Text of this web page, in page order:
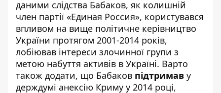
даними слідства Бабаков, як колишній
член партії «Единая Россия», користувався
впливом на вище політичне керівництво
України протягом 2001-2014 років,
лобіював інтереси злочинної групи з
метою набуття активів в Україні. Варто
також додати, що Бабаков підтримав у
держдумі анексію Криму у 2014 році,